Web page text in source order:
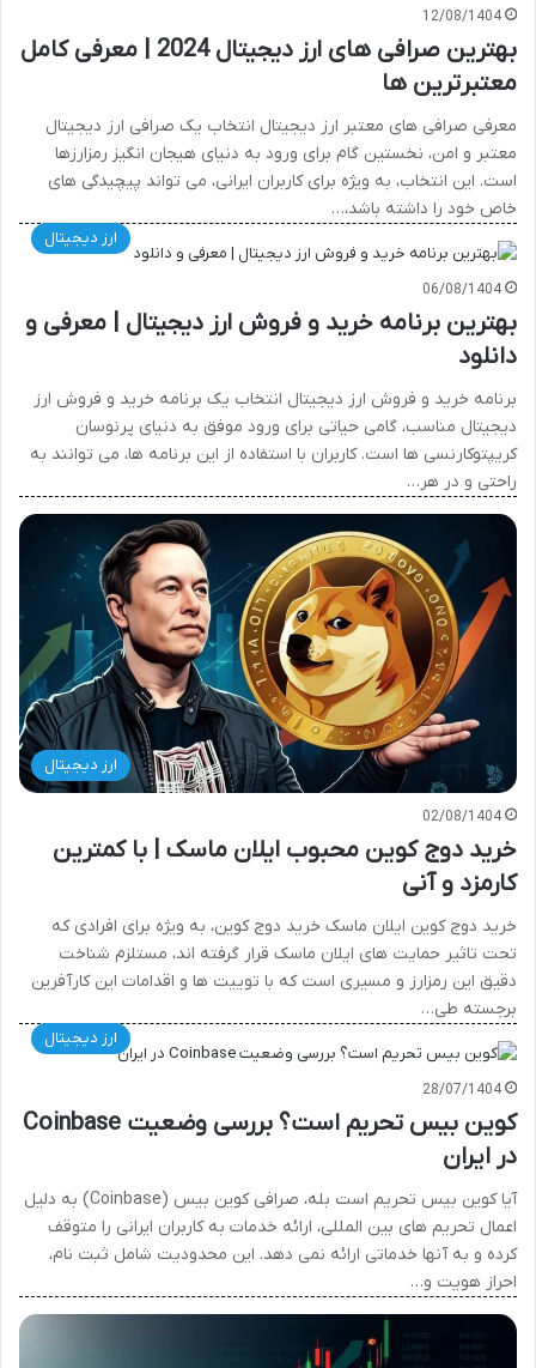
12/08/1404
بهترین صرافی های ارز دیجیتال 2024 | معرفی کامل
معتبرترین ها
معرفی صرافی های معتبر ارز دیجیتال انتخاب یک صرافی ارز دیجیتال
معتبر و امن، نخستین گام برای ورود به دنیای هیجان انگیز رمزارزها
است. این انتخاب، به ویژه برای کاربران ایرانی، می تواند پیچیدگی های
خاص خود را داشته باشد،…
ارز دیجیتال
06/08/1404
بهترین برنامه خرید و فروش ارز دیجیتال | معرفی و
دانلود
برنامه خرید و فروش ارز دیجیتال انتخاب یک برنامه خرید و فروش ارز
دیجیتال مناسب، گامی حیاتی برای ورود موفق به دنیای پرنوسان
کریپتوکارنسی ها است. کاربران با استفاده از این برنامه ها، می توانند به
راحتی و در هر…
ارز دیجیتال
02/08/1404
خرید دوج کوین محبوب ایلان ماسک | با کمترین
کارمزد و آنی
خرید دوج کوین ایلان ماسک خرید دوج کوین، به ویژه برای افرادی که
تحت تاثیر حمایت های ایلان ماسک قرار گرفته اند، مستلزم شناخت
دقیق این رمزارز و مسیری است که با توییت ها و اقدامات این کارآفرین
برجسته طی…
ارز دیجیتال
28/07/1404
کوین بیس تحریم است؟ بررسی وضعیت Coinbase
در ایران
آیا کوین بیس تحریم است بله، صرافی کوین بیس (Coinbase) به دلیل
اعمال تحریم های بین المللی، ارائه خدمات به کاربران ایرانی را متوقف
کرده و به آنها خدماتی ارائه نمی دهد. این محدودیت شامل ثبت نام،
احراز هویت و…